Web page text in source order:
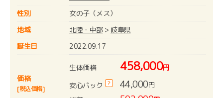
性別
女の子（メス）
地域
北陸・中部> 岐阜県
誕生日
2022.09.17
価格
[税込価格]
生体価格 458,000円
安心パック
? 44,000円